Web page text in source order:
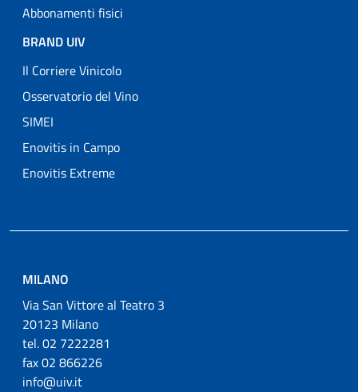
Abbonamenti fisici
BRAND UIV
Il Corriere Vinicolo
Osservatorio del Vino
SIMEI
Enovitis in Campo
Enovitis Extreme
MILANO
Via San Vittore al Teatro 3
20123 Milano
tel. 02 7222281
fax 02 866226
info@uiv.it